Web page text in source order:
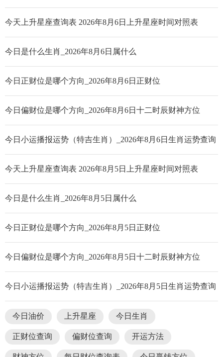
今天上升星座查询表 2026年8月6日上升星座时间对照表
今日是什么生肖_2026年8月6日属什么
今日正财位是哪个方向_2026年8月6日正财位
今日偏财位是哪个方向_2026年8月6日十二时辰财神方位
今日小运播报运势（特吉生肖）_2026年8月6日生肖运势查询
今天上升星座查询表 2026年8月5日上升星座时间对照表
今日是什么生肖_2026年8月5日属什么
今日正财位是哪个方向_2026年8月5日正财位
今日偏财位是哪个方向_2026年8月5日十二时辰财神方位
今日小运播报运势（特吉生肖）_2026年8月5日生肖运势查询
今日油价 上升星座 今日生肖
正财位查询 偏财位查询 开运方法